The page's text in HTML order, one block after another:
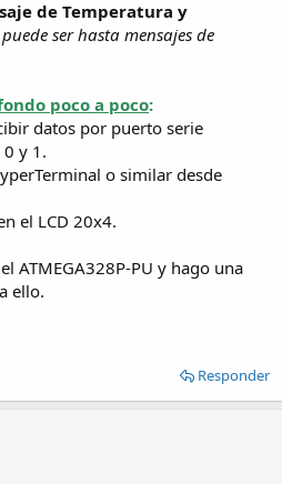
de Temperatura y
ser hasta mensajes de
poco a poco:
datos por puerto serie
y 1.
o similar desde
el LCD 20x4.
ATMEGA328P-PU y hago una
ello.
Responder